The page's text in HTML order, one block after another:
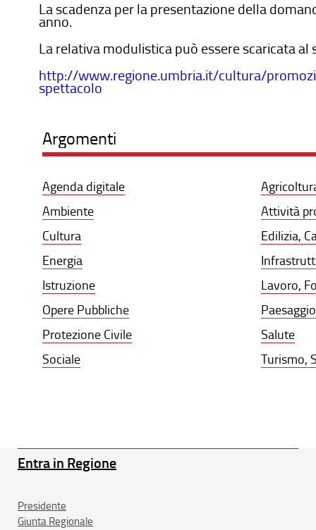
La scadenza per la presentazione della
anno.
La relativa modulistica può essere scaricata al
http://www.regione.umbria.it/cultura/
spettacolo
Argomenti
Agenda digitale
Ambiente
Cultura
Energia
Istruzione
Opere Pubbliche
Protezione Civile
Sociale
Attività
Edilizia,
Lavoro,
Salute
Turismo,
Entra in Regione
Presidente
Giunta Regionale